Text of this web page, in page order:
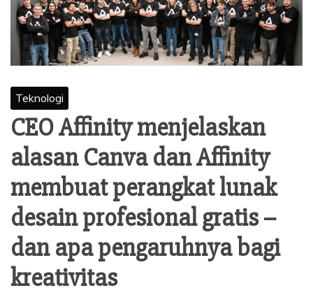
Teknologi
CEO Affinity menjelaskan
alasan Canva dan Affinity
membuat perangkat lunak
desain profesional gratis –
dan apa pengaruhnya bagi
kreativitas